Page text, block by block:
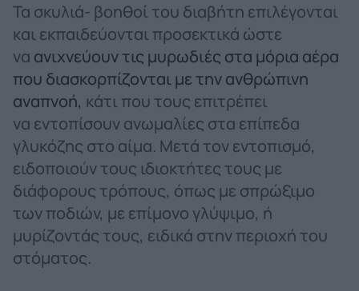
Τα σκυλιά- βοηθοί του διαβήτη επιλέγονται
και εκπαιδεύονται προσεκτικά ώστε
να ανιχνεύουν τις μυρωδιές στα μόρια αέρα
που διασκορπίζονται με την ανθρώπινη
αναπνοή, κάτι που τους επιτρέπει
να εντοπίσουν ανωμαλίες στα επίπεδα
γλυκόζης στο αίμα. Μετά τον εντοπισμό,
ειδοποιούν τους ιδιοκτήτες τους με
διάφορους τρόπους, όπως με σπρώξιμο
των ποδιών, με επίμονο γλύψιμο, ή
μυρίζοντάς τους, ειδικά στην περιοχή του
στόματος.